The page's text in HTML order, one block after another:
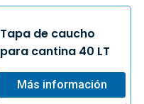
Tapa de caucho
para cantina 40 LT
Más información